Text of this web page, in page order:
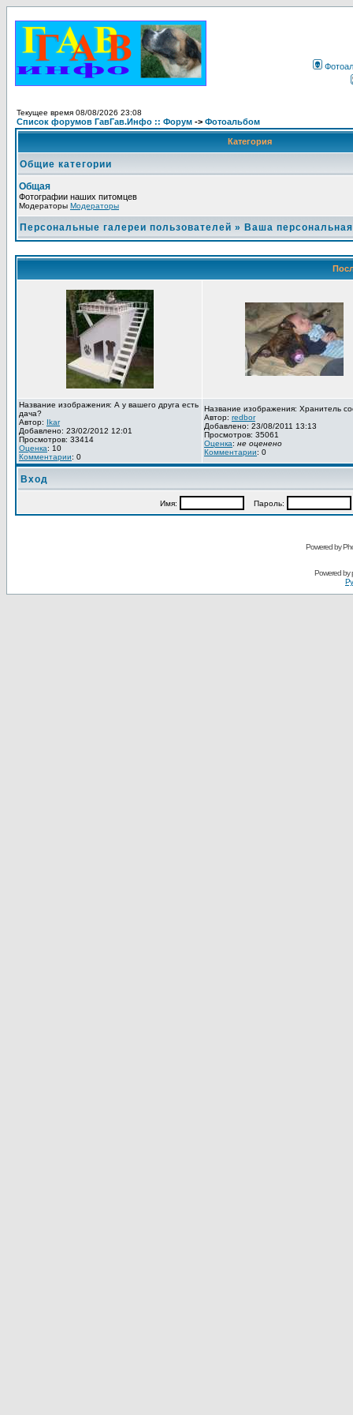
Текущее время 08/08/2026 23:08
Список форумов ГавГав.Инфо :: Форум -> Фотоальбом
Категория
Общие категории
Общая
Фотографии наших питомцев
Модераторы Модераторы
Персональные галереи пользователей » Ваша
Название изображения: А у вашего друга есть
дача?
Автор: Ikar
Добавлено: 23/02/2012 12:01
Просмотров: 33414
Оценка: 10
Комментарии: 0
Название изображения: Хранитель
Автор: redbor
Добавлено: 23/08/2011 13:13
Просмотров: 35061
Оценка: не оценено
Комментарии: 0
Вход
Имя: Пароль:
Powered by
Powered by